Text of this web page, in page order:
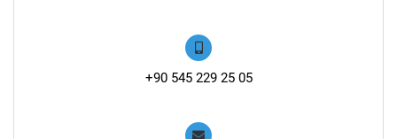
+90 545 229 25 05